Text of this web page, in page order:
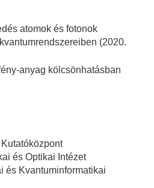
atomok és fotonok
(2020.
anyag kölcsönhatásban
és Optikai Intézet
és Kvantuminformatikai